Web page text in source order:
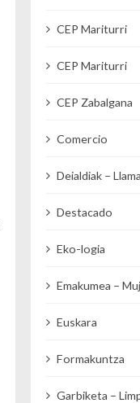
CEP Mariturri
CEP Mariturri
CEP Zabalgana
Comercio
Deialdiak –
Destacado
Eko-logia
Emakumea –
Euskara
Formakuntza
Garbiketa –